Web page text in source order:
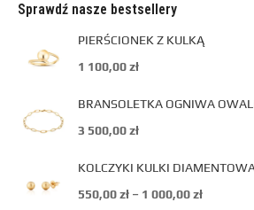
Sprawdź nasze bestsellery
PIERŚCIONEK Z KULKĄ
1 100,00zł
BRANSOLETKA OGNIWA
3 500,00zł
KOLCZYKI KULKI
550,00zł – 1 000,00zł